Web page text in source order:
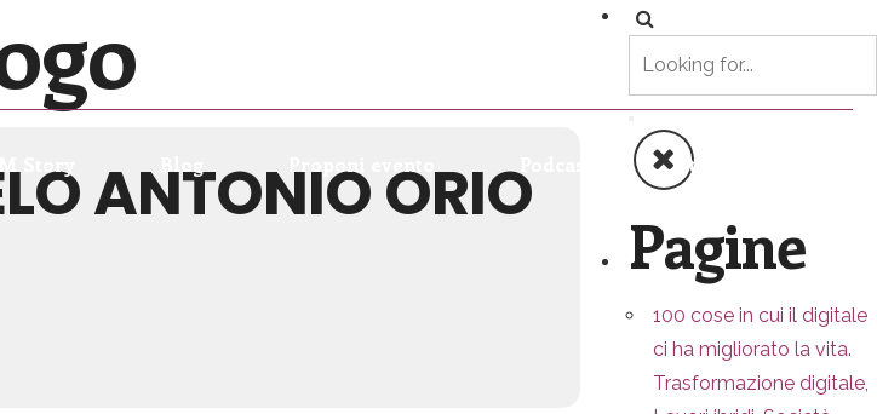
StartUp Marathon
ANTONIO ORIO
Pagine
100 cose in cui il digitale
ci ha migliorato la vita.
Trasformazione digitale,